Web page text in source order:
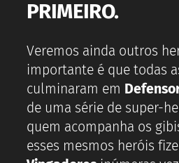
PRIMEIRO.
Veremos ainda outros
importante é que todas
culminaram em
de uma série de super-
quem acompanha os
esses mesmos heróis